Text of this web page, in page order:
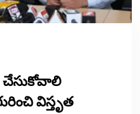
విస్తృత